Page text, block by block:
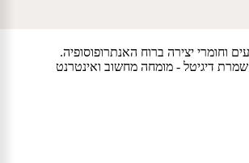
שמרת דיגיטל - מומחה מחשוב ואינטרנט